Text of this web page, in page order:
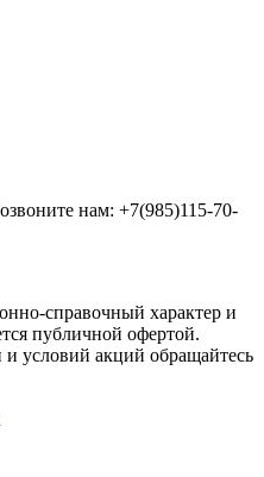
нам: +7(985)115-70-
справочный характер и
публичной офертой.
условий акций обращайтесь